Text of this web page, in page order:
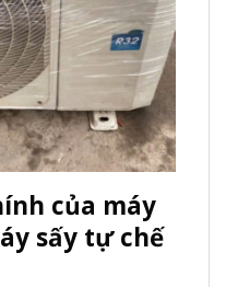
của máy
sấy tự chế